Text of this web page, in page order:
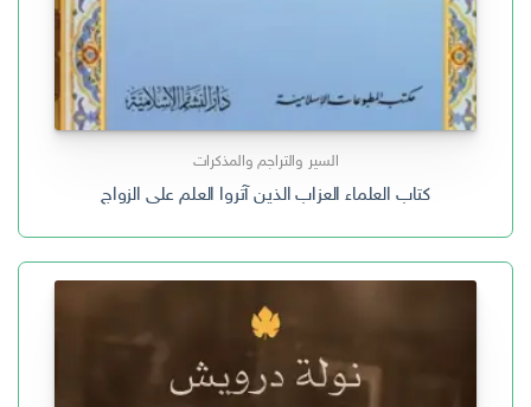
السير والتراجم والمذكرات
كتاب العلماء العزاب الذين آثروا العلم على الزواج